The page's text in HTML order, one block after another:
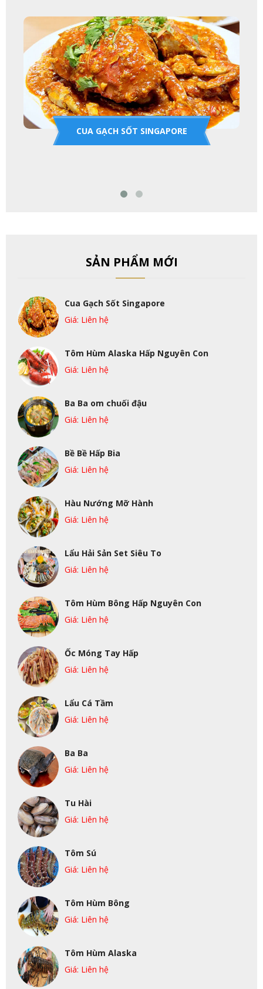
CUA GẠCH SỐT SINGAPORE
SẢN PHẨM MỚI
Cua Gạch Sốt Singapore
Giá: Liên hệ
Tôm Hùm Alaska Hấp Nguyên Con
Giá: Liên hệ
Ba Ba om chuối đậu
Giá: Liên hệ
Bề Bề Hấp Bia
Giá: Liên hệ
Hàu Nướng Mỡ Hành
Giá: Liên hệ
Lẩu Hải Sản Set Siêu To
Giá: Liên hệ
Tôm Hùm Bông Hấp Nguyên Con
Giá: Liên hệ
Ốc Móng Tay Hấp
Giá: Liên hệ
Lẩu Cá Tầm
Giá: Liên hệ
Ba Ba
Giá: Liên hệ
Tu Hài
Giá: Liên hệ
Tôm Sú
Giá: Liên hệ
Tôm Hùm Bông
Giá: Liên hệ
Tôm Hùm Alaska
Giá: Liên hệ